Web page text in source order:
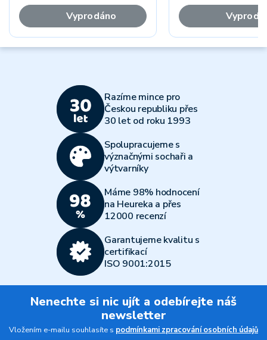
Vyprodáno
Razíme mince pro
Českou republiku přes
30 let od roku 1993
Spolupracujeme s
význačnými sochaři a
výtvarníky
Máme 98% hodnocení
na Heureka a přes
12000 recenzí
Garantujeme kvalitu s
certifikací
ISO 9001:2015
Nenechte si nic ujít a odebírejte náš
newsletter
Vložením e-mailu souhlasíte s podmínkami zpracování osobních údajů